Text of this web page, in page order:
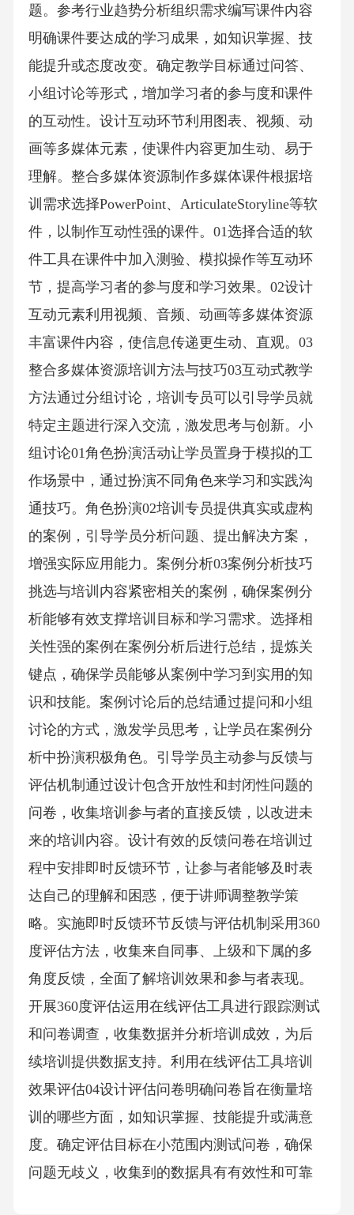
题。参考行业趋势分析组织需求编写课件内容
明确课件要达成的学习成果，如知识掌握、技
能提升或态度改变。确定教学目标通过问答、
小组讨论等形式，增加学习者的参与度和课件
的互动性。设计互动环节利用图表、视频、动
画等多媒体元素，使课件内容更加生动、易于
理解。整合多媒体资源制作多媒体课件根据培
训需求选择PowerPoint、ArticulateStoryline等软
件，以制作互动性强的课件。01选择合适的软
件工具在课件中加入测验、模拟操作等互动环
节，提高学习者的参与度和学习效果。02设计
互动元素利用视频、音频、动画等多媒体资源
丰富课件内容，使信息传递更生动、直观。03
整合多媒体资源培训方法与技巧03互动式教学
方法通过分组讨论，培训专员可以引导学员就
特定主题进行深入交流，激发思考与创新。小
组讨论01角色扮演活动让学员置身于模拟的工
作场景中，通过扮演不同角色来学习和实践沟
通技巧。角色扮演02培训专员提供真实或虚构
的案例，引导学员分析问题、提出解决方案，
增强实际应用能力。案例分析03案例分析技巧
挑选与培训内容紧密相关的案例，确保案例分
析能够有效支撑培训目标和学习需求。选择相
关性强的案例在案例分析后进行总结，提炼关
键点，确保学员能够从案例中学习到实用的知
识和技能。案例讨论后的总结通过提问和小组
讨论的方式，激发学员思考，让学员在案例分
析中扮演积极角色。引导学员主动参与反馈与
评估机制通过设计包含开放性和封闭性问题的
问卷，收集培训参与者的直接反馈，以改进未
来的培训内容。设计有效的反馈问卷在培训过
程中安排即时反馈环节，让参与者能够及时表
达自己的理解和困惑，便于讲师调整教学策
略。实施即时反馈环节反馈与评估机制采用360
度评估方法，收集来自同事、上级和下属的多
角度反馈，全面了解培训效果和参与者表现。
开展360度评估运用在线评估工具进行跟踪测试
和问卷调查，收集数据并分析培训成效，为后
续培训提供数据支持。利用在线评估工具培训
效果评估04设计评估问卷明确问卷旨在衡量培
训的哪些方面，如知识掌握、技能提升或满意
度。确定评估目标在小范围内测试问卷，确保
问题无歧义，收集到的数据具有有效性和可靠